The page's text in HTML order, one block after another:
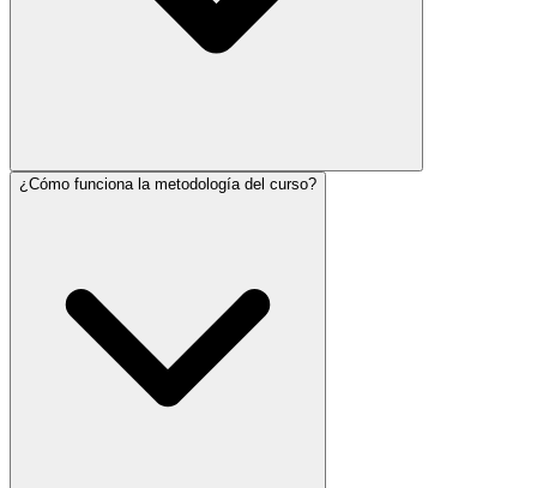
¿Cómo funciona la metodología del curso?